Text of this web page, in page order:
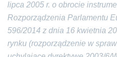
lipca 2005 r. o obrocie
Rozporządzenia Parlamentu
596/2014 z dnia 16 kwietnia
rynku (rozporządzenie w